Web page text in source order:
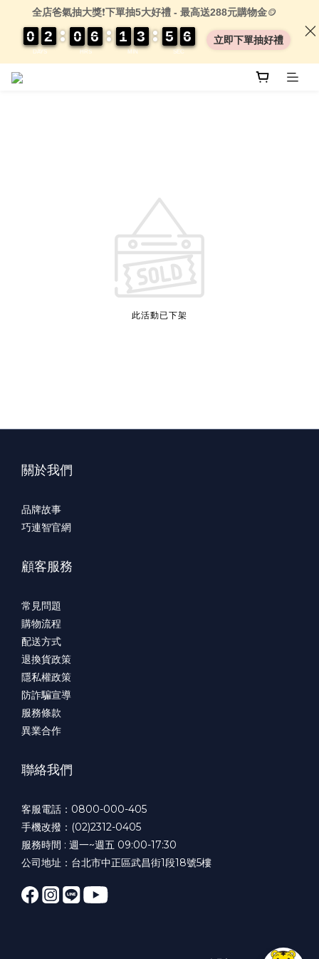
此活動已下架
關於我們
品牌故事
巧連智官網
顧客服務
常見問題
購物流程
配送方式
退換貨政策
隱私權政策
防詐騙宣導
服務條款
異業合作
聯絡我們
客服電話：0800-000-405
手機改撥：(02)2312-0405
服務時間 : 週一~週五 09:00-17:30
公司地址：台北市中正區武昌街1段18號5樓
全店爸氣抽大獎❗下單抽5大好禮 - 最高送288元購物金🪙
DAYS
0
0
0
0 2
2
2
2
HRS
0
0
0
0 6
6
6
6
MIN
1
1
1
1 3
3
3
3
SEC
5
5
5
5 0
0
6
6
6
6 立即下單抽好禮